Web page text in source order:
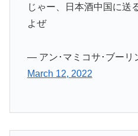
じゃー、日本酒中国に送
よぜ
— アン･マミコサ･ブーリ
March 12, 2022